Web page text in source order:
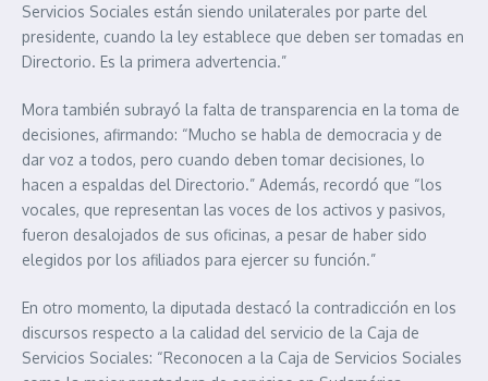
Servicios Sociales están siendo unilaterales por parte del
presidente, cuando la ley establece que deben ser tomadas en
Directorio. Es la primera advertencia.”
Mora también subrayó la falta de transparencia en la toma de
decisiones, afirmando: “Mucho se habla de democracia y de
dar voz a todos, pero cuando deben tomar decisiones, lo
hacen a espaldas del Directorio.” Además, recordó que “los
vocales, que representan las voces de los activos y pasivos,
fueron desalojados de sus oficinas, a pesar de haber sido
elegidos por los afiliados para ejercer su función.”
En otro momento, la diputada destacó la contradicción en los
discursos respecto a la calidad del servicio de la Caja de
Servicios Sociales: “Reconocen a la Caja de Servicios Sociales